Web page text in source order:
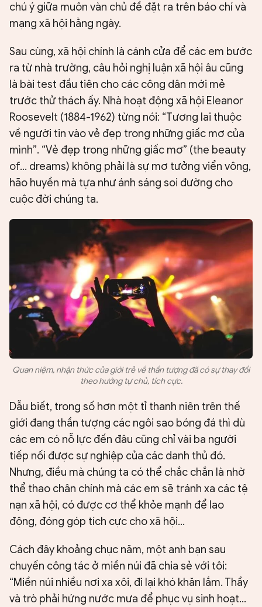
chú ý giữa muôn vàn chủ đề đặt ra trên báo chí và
mạng xã hội hằng ngày.
Sau cùng, xã hội chính là cánh cửa để các em bước
ra từ nhà trường, câu hỏi nghị luận xã hội âu cũng
là bài test đầu tiên cho các công dân mới mẻ
trước thử thách ấy. Nhà hoạt động xã hội Eleanor
Roosevelt (1884-1962) từng nói: “Tương lai thuộc
về người tin vào vẻ đẹp trong những giấc mơ của
mình”. “Vẻ đẹp trong những giấc mơ” (the beauty
of... dreams) không phải là sự mơ tưởng viển vông,
hão huyền mà tựa như ánh sáng soi đường cho
cuộc đời chúng ta.
Quan niệm, nhận thức của giới trẻ về thần tượng đã có sự thay đổi
theo hướng tự chủ, tích cực.
Dẫu biết, trong số hơn một tỉ thanh niên trên thế
giới đang thần tượng các ngôi sao bóng đá thì dù
các em có nỗ lực đến đâu cũng chỉ vài ba người
tiếp nối được sự nghiệp của các danh thủ đó.
Nhưng, điều mà chúng ta có thể chắc chắn là nhờ
thể thao chân chính mà các em sẽ tránh xa các tệ
nạn xã hội, có được cơ thể khỏe mạnh để lao
động, đóng góp tích cực cho xã hội...
Cách đây khoảng chục năm, một anh bạn sau
chuyến công tác ở miền núi đã chia sẻ với tôi:
“Miền núi nhiều nơi xa xôi, đi lại khó khăn lắm. Thầy
và trò phải hứng nước mưa để phục vụ sinh hoạt...